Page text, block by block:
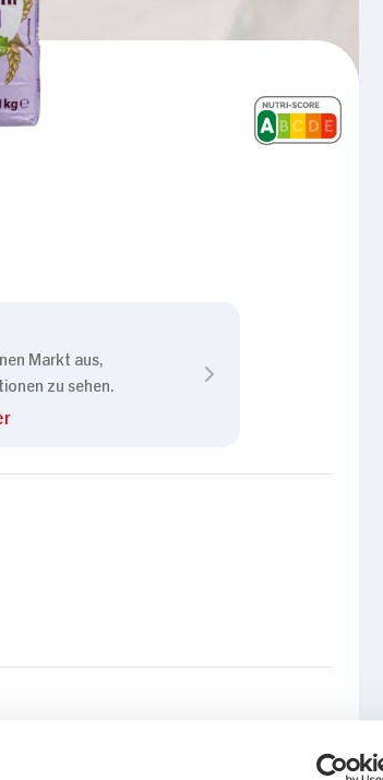
Markt aus,
zu sehen.